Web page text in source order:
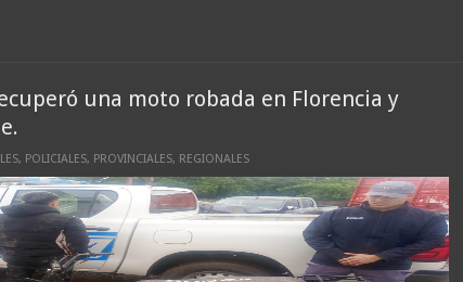
una moto robada en Florencia y
, POLICIALES, PROVINCIALES, REGIONALES